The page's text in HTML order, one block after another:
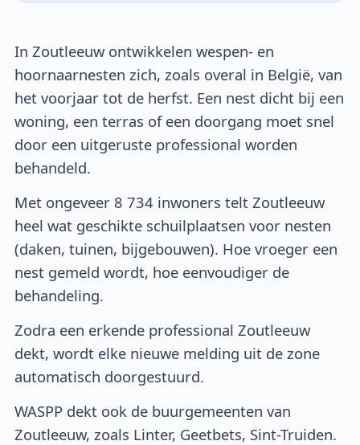
In Zoutleeuw ontwikkelen wespen- en
hoornaarnesten zich, zoals overal in België, van
het voorjaar tot de herfst. Een nest dicht bij een
woning, een terras of een doorgang moet snel
door een uitgeruste professional worden
behandeld.
Met ongeveer 8 734 inwoners telt Zoutleeuw
heel wat geschikte schuilplaatsen voor nesten
(daken, tuinen, bijgebouwen). Hoe vroeger een
nest gemeld wordt, hoe eenvoudiger de
behandeling.
Zodra een erkende professional Zoutleeuw
dekt, wordt elke nieuwe melding uit de zone
automatisch doorgestuurd.
WASPP dekt ook de buurgemeenten van
Zoutleeuw, zoals Linter, Geetbets, Sint-Truiden.